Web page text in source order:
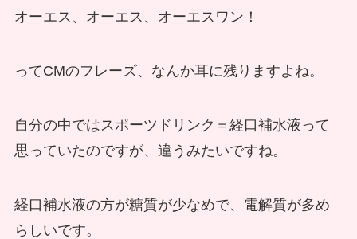
オーエス、オーエス、オーエスワン！
ってCMのフレーズ、なんか耳に残りますよね。
自分の中ではスポーツドリンク＝経口補水液って
思っていたのですが、違うみたいですね。
経口補水液の方が糖質が少なめで、電解質が多め
らしいです。